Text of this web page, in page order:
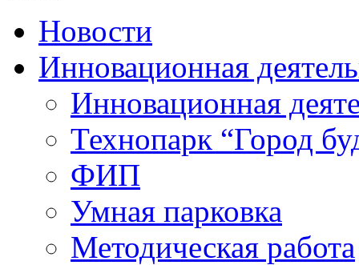
Новости
Инновационная
Инновационная
Технопарк “Город
ФИП
Умная парковка
Методическая работа